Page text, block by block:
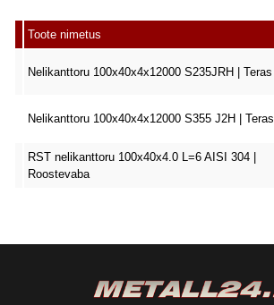
Toote nimetus
Nelikanttoru 100x40x4x12000 S235JRH | Teras
Nelikanttoru 100x40x4x12000 S355 J2H | Teras
RST nelikanttoru 100x40x4.0 L=6 AISI 304 |
Roostevaba